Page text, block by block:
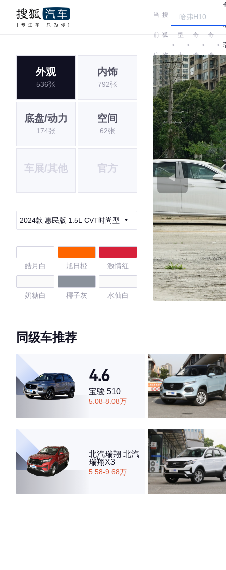
当
前
位
置:
搜
狐
汽
车
＞
车
型
大
全
＞
奇
瑞
＞
奇
瑞
＞
外观
536张
内饰
792张
底盘/动力
174张
空间
62张
车展/其他 官方
2024款 惠民版 1.5L CVT时尚型
皓月白 旭日橙 激情红
奶糖白 椰子灰 水仙白
4.54
·外观表现一般，低于75%同级车
·内饰表现一般，低于56%同级车
·空间表现一般，低于62%同级车
同级车推荐
4.6
宝骏 510
5.08-8.08万
北汽瑞翔 北汽
瑞翔X3
5.58-9.68万